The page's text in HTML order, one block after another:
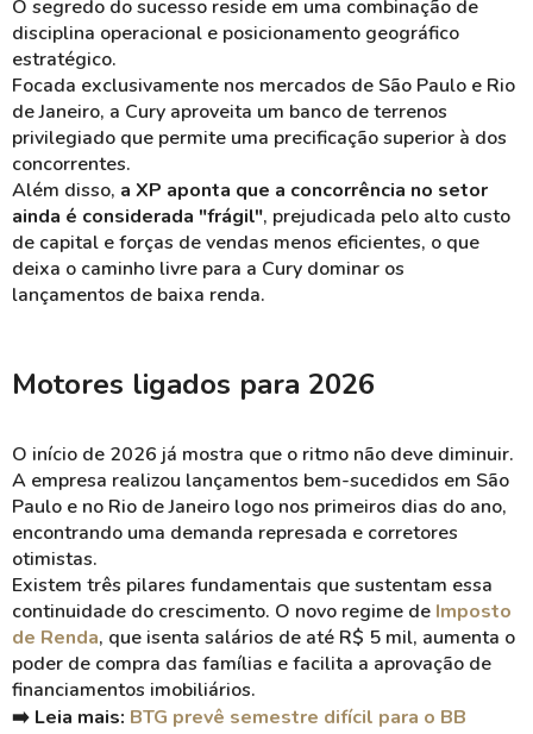
O segredo do sucesso reside em uma combinação de
disciplina operacional e posicionamento geográfico
estratégico.
Focada exclusivamente nos mercados de São Paulo e Rio
de Janeiro, a Cury aproveita um banco de terrenos
privilegiado que permite uma precificação superior à dos
concorrentes.
Além disso, a XP aponta que a concorrência no setor
ainda é considerada "frágil", prejudicada pelo alto custo
de capital e forças de vendas menos eficientes, o que
deixa o caminho livre para a Cury dominar os
lançamentos de baixa renda.
Motores ligados para 2026
O início de 2026 já mostra que o ritmo não deve diminuir.
A empresa realizou lançamentos bem-sucedidos em São
Paulo e no Rio de Janeiro logo nos primeiros dias do ano,
encontrando uma demanda represada e corretores
otimistas.
Existem três pilares fundamentais que sustentam essa
continuidade do crescimento. O novo regime de Imposto
de Renda, que isenta salários de até R$ 5 mil, aumenta o
poder de compra das famílias e facilita a aprovação de
financiamentos imobiliários.
➡️ Leia mais: BTG prevê semestre difícil para o BB